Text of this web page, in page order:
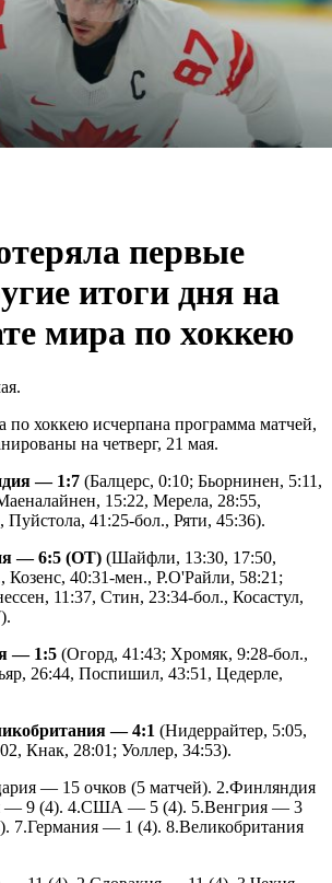
первые
итоги дня на
мира по хоккею
по хоккею исчерпана программа матчей,
на четверг, 21 мая.
— 1:7 (Балцерс, 0:10; Бьорнинен, 5:11,
15:22, Мерела, 28:55,
Пуйстола, 41:25-бол., Ряти, 45:36).
— 6:5 (ОТ) (Шайфли, 13:30, 17:50,
Козенс, 40:31-мен., Р.О'Райли, 58:21;
11:37, Стин, 23:34-бол., Косастул,
— 1:5 (Огорд, 41:43; Хромяк, 9:28-бол.,
26:44, Поспишил, 43:51, Цедерле,
— 4:1 (Нидеррайтер, 5:05,
Кнак, 28:01; Уоллер, 34:53).
— 15 очков (5 матчей). 2.Финляндия
— 9 (4). 4.США — 5 (4). 5.Венгрия — 3
7.Германия — 1 (4). 8.Великобритания